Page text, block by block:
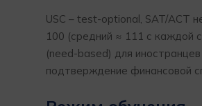
USC – test-optional, SAT/ACT
100 (средний ≈ 111 с каждой
(need-based) для
подтверждение финансовой